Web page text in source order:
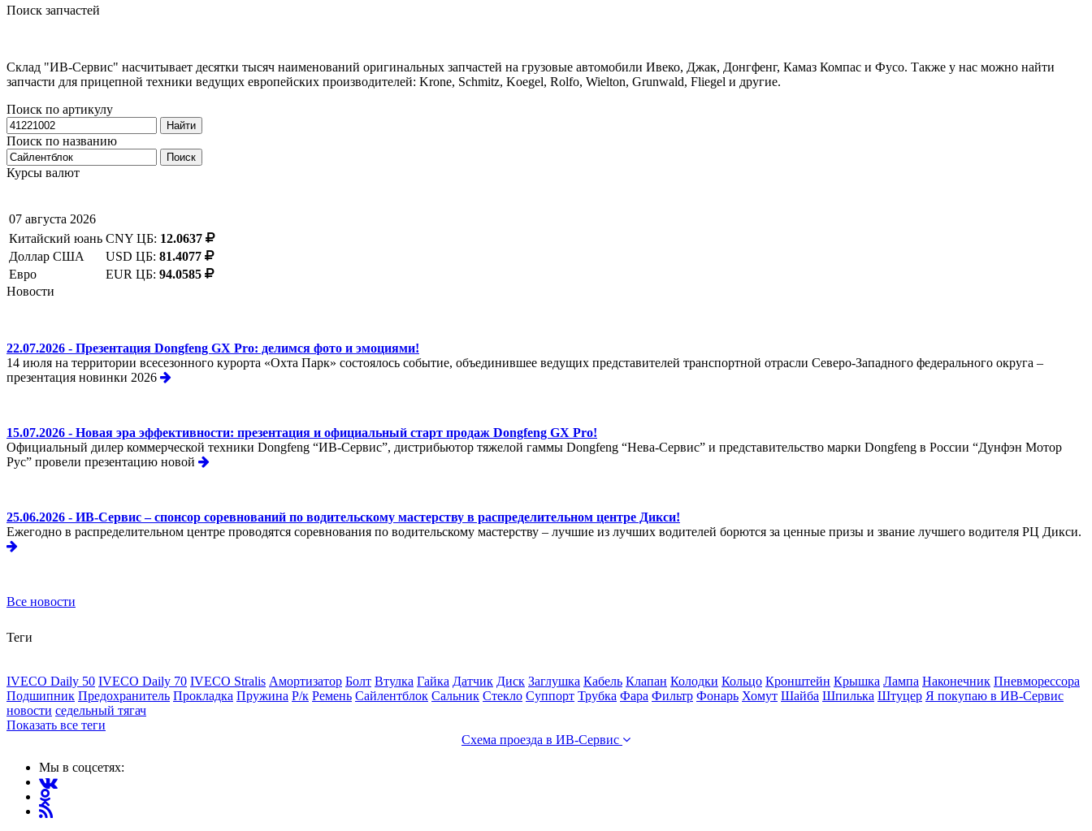
Поиск запчастей
Склад "ИВ-Сервис" насчитывает десятки тысяч наименований оригинальных запчастей на грузовые автомобили Ивеко, Джак, Донгфенг, Камаз Компас и Фусо. Также у нас можно найти
запчасти для прицепной техники ведущих европейских производителей: Krone, Schmitz, Koegel, Rolfo, Wielton, Grunwald, Fliegel и другие.
Поиск по артикулу
Найти
Поиск по названию
Поиск
Курсы валют
07 августа 2026
Китайский юань CNY ЦБ: 12.0637
Доллар США
USD ЦБ: 81.4077
Евро
EUR ЦБ: 94.0585
Новости
22.07.2026 - Презентация Dongfeng GX Pro: делимся фото и эмоциями!
14 июля на территории всесезонного курорта «Охта Парк» состоялось событие, объединившее ведущих представителей транспортной отрасли Северо-Западного федерального округа –
презентация новинки 2026
15.07.2026 - Новая эра эффективности: презентация и официальный старт продаж Dongfeng GX Pro!
Официальный дилер коммерческой техники Dongfeng “ИВ-Сервис”, дистрибьютор тяжелой гаммы Dongfeng “Нева-Сервис” и представительство марки Dongfeng в России “Дунфэн Мотор
Рус” провели презентацию новой
25.06.2026 - ИВ-Сервис – спонсор соревнований по водительскому мастерству в распределительном центре Дикси!
Ежегодно в распределительном центре проводятся соревнования по водительскому мастерству – лучшие из лучших водителей борются за ценные призы и звание лучшего водителя РЦ Дикси.
Все новости
Теги
IVECO Daily 50 IVECO Daily 70 IVECO Stralis Амортизатор Болт Втулка Гайка Датчик Диск Заглушка Кабель Клапан Колодки Кольцо Кронштейн Крышка Лампа Наконечник Пневморессора
Подшипник Предохранитель Прокладка Пружина Р/к Ремень Сайлентблок Сальник Стекло Суппорт Трубка Фара Фильтр Фонарь Хомут Шайба Шпилька Штуцер Я покупаю в ИВ-Сервис
новости седельный тягач
Показать все теги
Схема проезда в ИВ-Сервис
Мы в соцсетях: